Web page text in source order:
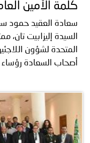
كلمة الأمين
سعادة العقيد حمود
السيدة إليزابيت تان،
المتحدة لشؤون
أصحاب السعادة رؤساء